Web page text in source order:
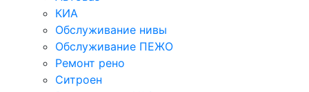
КИА
Обслуживание нивы
Обслуживание ПЕЖО
Ремонт рено
Ситроен